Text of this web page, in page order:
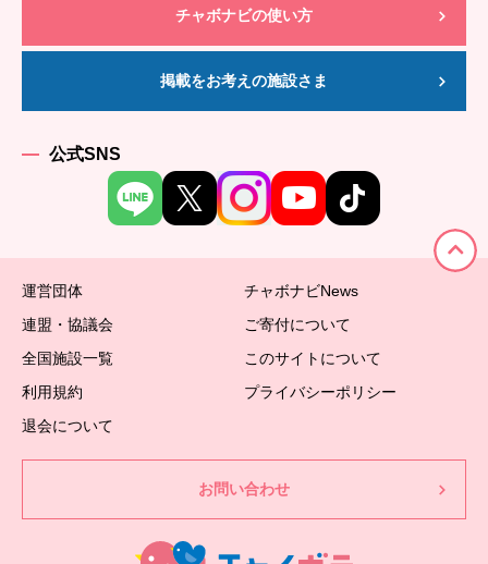
チャボナビの使い方
掲載をお考えの施設さま
公式SNS
運営団体
チャボナビNews
連盟・協議会
ご寄付について
全国施設一覧
このサイトについて
利用規約
プライバシーポリシー
退会について
お問い合わせ